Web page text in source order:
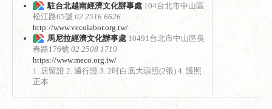
駐台北越南經濟文化辦事處 104台北市中山區
松江路65號 02 2516 6626
http://www.vecolabor.org.tw/
馬尼拉經濟文化辦事處 10491台北市中山區長
春路176號 02 2508 1719
https://www.meco.org.tw/
1. 居留證 2. 通行證 3. 2吋白底大頭照(2張) 4. 護照
正本